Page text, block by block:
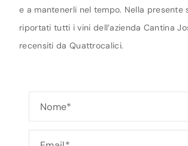
e a mantenerli nel tempo. Nella presente
riportati tutti i vini dell’azienda Cantina
recensiti da Quattrocalici.